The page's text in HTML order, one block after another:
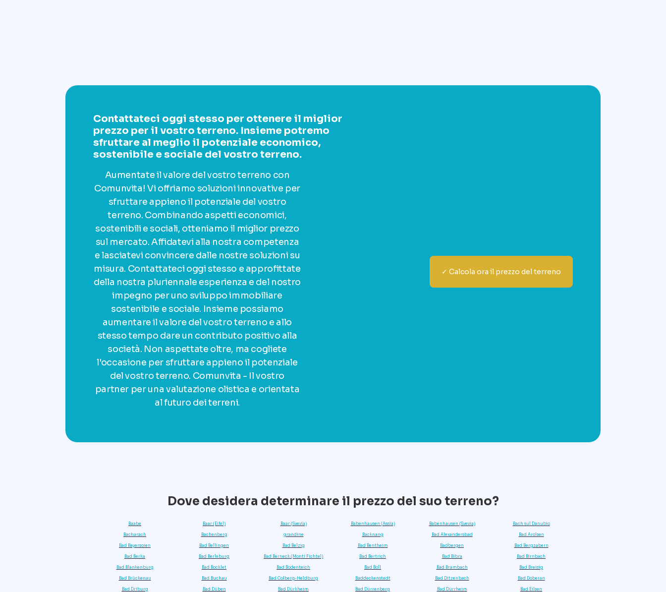
Contattateci oggi stesso per ottenere il miglior
prezzo per il vostro terreno. Insieme potremo
sfruttare al meglio il potenziale economico,
sostenibile e sociale del vostro terreno.
Aumentate il valore del vostro terreno con
Comunvita! Vi offriamo soluzioni innovative per
sfruttare appieno il potenziale del vostro
terreno. Combinando aspetti economici,
sostenibili e sociali, otteniamo il miglior prezzo
sul mercato. Affidatevi alla nostra competenza
e lasciatevi convincere dalle nostre soluzioni su
misura. Contattateci oggi stesso e approfittate
della nostra pluriennale esperienza e del nostro
impegno per uno sviluppo immobiliare
sostenibile e sociale. Insieme possiamo
aumentare il valore del vostro terreno e allo
stesso tempo dare un contributo positivo alla
società. Non aspettate oltre, ma cogliete
l'occasione per sfruttare appieno il potenziale
del vostro terreno. Comunvita - Il vostro
partner per una valutazione olistica e orientata
al futuro dei terreni.
✓ Calcola ora il prezzo del terreno
Dove desidera determinare il prezzo del suo terreno?
Baabe Baar (Eifel) Baar (Svevia) Babenhausen (Assia) Babenhausen (Svevia) Bach sul Danubio
Bacharach Bachenberg grandine Backnang Bad Alexandersbad Bad Arolsen
Bad Bayersoien Bad Bellingen Bad Belzig Bad Bentheim Badbergen Bad Bergzabern
Bad Berka Bad Berleburg Bad Berneck (Monti Fichtel) Bad Bertrich Bad Bibra Bad Birnbach
Bad Blankenburg Bad Bocklet Bad Bodenteich Bad Boll Bad Brambach Bad Breisig
Bad Brückenau Bad Buchau Bad Colberg-Heldburg Baddeckenstedt Bad Ditzenbach Bad Doberan
Bad Driburg Bad Düben Bad Dürkheim Bad Dürrenberg Bad Dürrheim Bad Eilsen